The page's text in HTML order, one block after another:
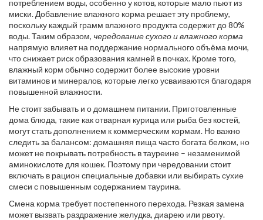
потреблением воды, особенно у котов, которые мало пьют из
миски. Добавление влажного корма решает эту проблему,
поскольку каждый грамм влажного продукта содержит до 80%
воды. Таким образом, чередование сухого и влажного корма
напрямую влияет на поддержание нормального объёма мочи,
что снижает риск образования камней в почках. Кроме того,
влажный корм обычно содержит более высокие уровни
витаминов и минералов, которые легко усваиваются благодаря
повышенной влажности.
Не стоит забывать и о домашнем питании. Приготовленные
дома блюда, такие как отварная курица или рыба без костей,
могут стать дополнением к коммерческим кормам. Но важно
следить за балансом: домашняя пища часто богата белком, но
может не покрывать потребность в тауреине – незаменимой
аминокислоте для кошек. Поэтому при чередовании стоит
включать в рацион специальные добавки или выбирать сухие
смеси с повышенным содержанием таурина.
Смена корма требует постепенного перехода. Резкая замена
может вызвать раздражение желудка, диарею или рвоту.